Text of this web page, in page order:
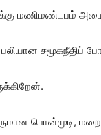
மணிமண்டபம்
சமூகநீதிப்
பொன்முடி,